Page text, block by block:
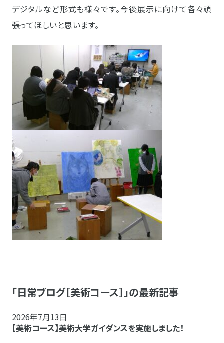
デジタルなど形式も様々です。今後展示に向けて各々頑
張ってほしいと思います。
「日常ブログ［美術コース］」の最新記事
2026年7月13日
【美術コース】美術大学ガイダンスを実施しました！